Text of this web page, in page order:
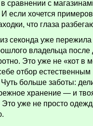
сравнении с
если хочется
что глаза
секонда уже
владельца после
Это уже не «кот в
отбор естественным
больше заботы:
хранение — и
Это уже не просто